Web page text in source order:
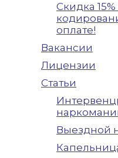
Скидка
оплате!
Вакансии
Лицензии
Статьи
Выездной